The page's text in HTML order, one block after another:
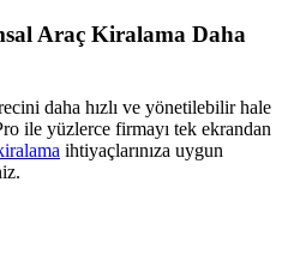
Araç Kiralama Daha
daha hızlı ve yönetilebilir hale
ile yüzlerce firmayı tek ekrandan
ihtiyaçlarınıza uygun